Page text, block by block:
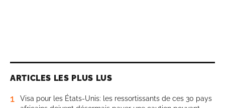
ARTICLES LES PLUS LUS
1
Visa pour les États-Unis: les ressortissants de ces 30 pays